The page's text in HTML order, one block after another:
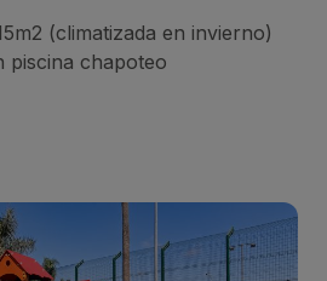
(climatizada en invierno)
piscina chapoteo